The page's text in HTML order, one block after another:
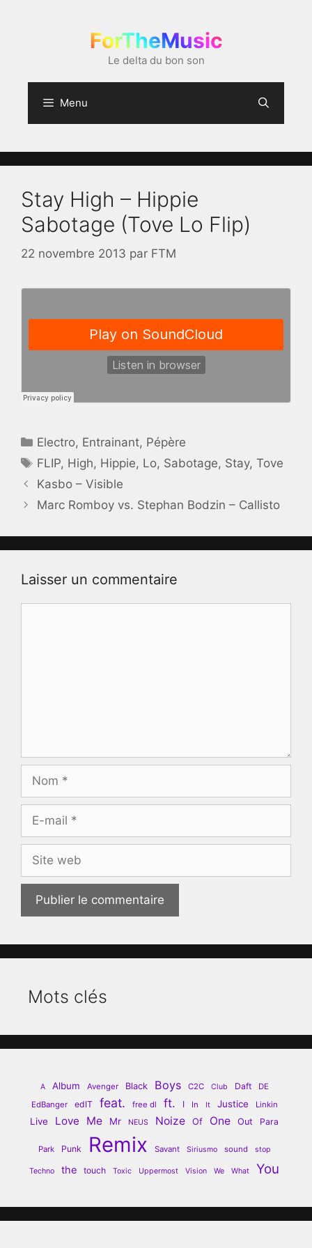
ForTheMusic
Le delta du bon son
Menu
Stay High – Hippie
Sabotage (Tove Lo Flip)
22 novembre 2013 par FTM
Catégories
Electro, Entrainant, Pépère
Étiquettes
FLIP, High, Hippie, Lo, Sabotage, Stay,Tove
Kasbo – Visible
Marc Romboy vs. Stephan Bodzin – Callisto
Laisser un commentaire
mail
web
Mots clés
A Album Avenger Black Boys C2C Club Daft
DE
EdBanger
edIT feat. free dl ft. I In It Justice Linkin
Live Love Me Mr NEUS Noize Of One Out Para
Park Punk Remix Savant Siriusmo sound stop
Techno the touch Toxic Uppermost Vision We What You